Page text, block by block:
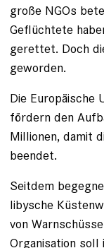
große NGOs
Geflüchtete
gerettet. Doch
geworden.
Die Europäische
fördern den
Millionen, damit
beendet.
Seitdem
libysche
von
Organisation